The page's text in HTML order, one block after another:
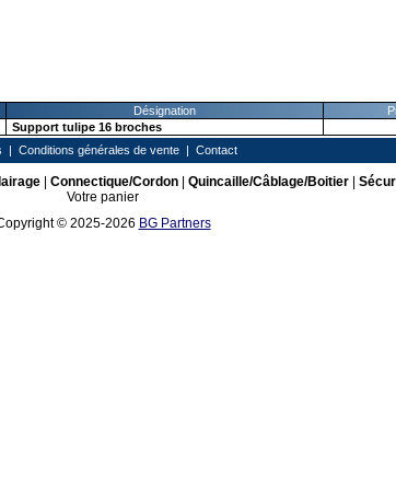
Désignation
Support tulipe 16 broches
| Conditions générales de vente | Contact
| Connectique/Cordon| Quincaille/Câblage/Boitier|
Votre panier
© 2025-2026 BG Partners